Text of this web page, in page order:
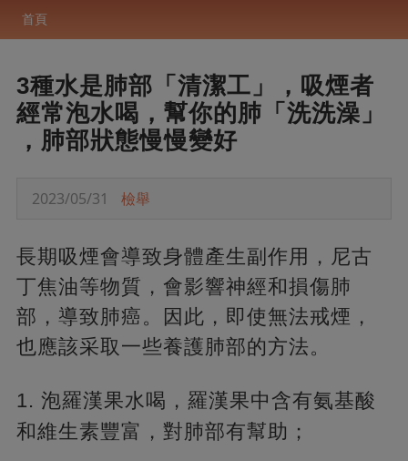
首頁
3種水是肺部「清潔工」，吸煙者
經常泡水喝，幫你的肺「洗洗澡」
，肺部狀態慢慢變好
2023/05/31 檢舉
長期吸煙會導致身體產生副作用，尼古
丁焦油等物質，會影響神經和損傷肺
部，導致肺癌。因此，即使無法戒煙，
也應該采取一些養護肺部的方法。
1. 泡羅漢果水喝， 羅漢果中含有氨基酸
和維生素豐富，對肺部有幫助；